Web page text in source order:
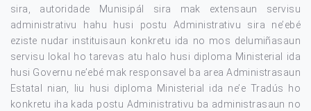
sira, autoridade Munisipál sira mak extensaun servisu
administrativu hahu husi postu Administrativu sira ne’ebé
eziste nudar instituisaun konkretu ida no mos delumiñasaun
servisu lokal ho tarevas atu halo husi diploma Ministerial ida
husi Governu ne’ebé mak responsavel ba area Administrasaun
Estatal nian, liu husi diploma Ministerial ida ne’e Tradús ho
konkretu iha kada postu Administrativu ba administrasaun no